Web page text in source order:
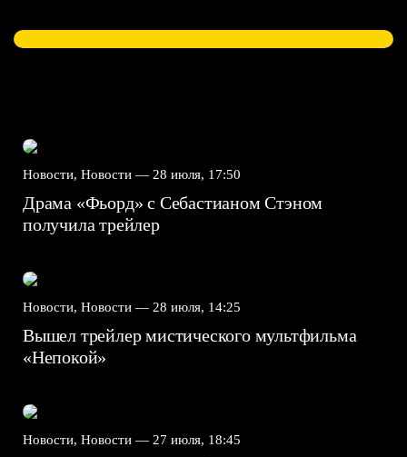
Новости, Новости — 28 июля, 17:50
Драма «Фьорд» с Себастианом Стэном
получила трейлер
Новости, Новости — 28 июля, 14:25
Вышел трейлер мистического мультфильма
«Непокой»
Новости, Новости — 27 июля, 18:45